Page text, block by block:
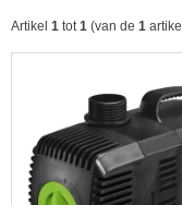
Artikel 1 tot 1 (van de 1